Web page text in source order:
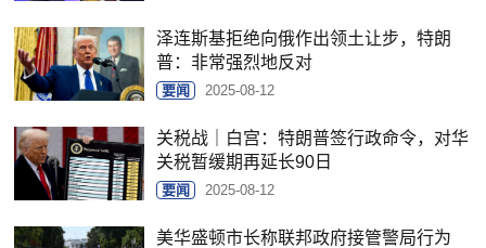
泽连斯基拒绝向俄作出领土让步，特朗
普：非常强烈地反对
要闻 2025-08-12
关税战｜白宫：特朗普签行政命令，对华
关税暂缓期再延长90日
要闻 2025-08-12
美华盛顿市长称联邦政府接管警局行为